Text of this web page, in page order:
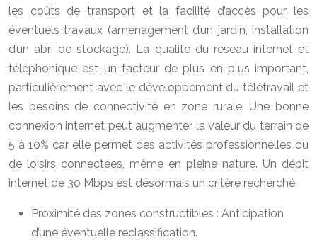
les coûts de transport et la facilité d’accès pour les
éventuels travaux (aménagement d’un jardin, installation
d’un abri de stockage). La qualité du réseau internet et
téléphonique est un facteur de plus en plus important,
particulièrement avec le développement du télétravail et
les besoins de connectivité en zone rurale. Une bonne
connexion internet peut augmenter la valeur du terrain de
5 à 10% car elle permet des activités professionnelles ou
de loisirs connectées, même en pleine nature. Un débit
internet de 30 Mbps est désormais un critère recherché.
Proximité des zones constructibles : Anticipation
d’une éventuelle reclassification.